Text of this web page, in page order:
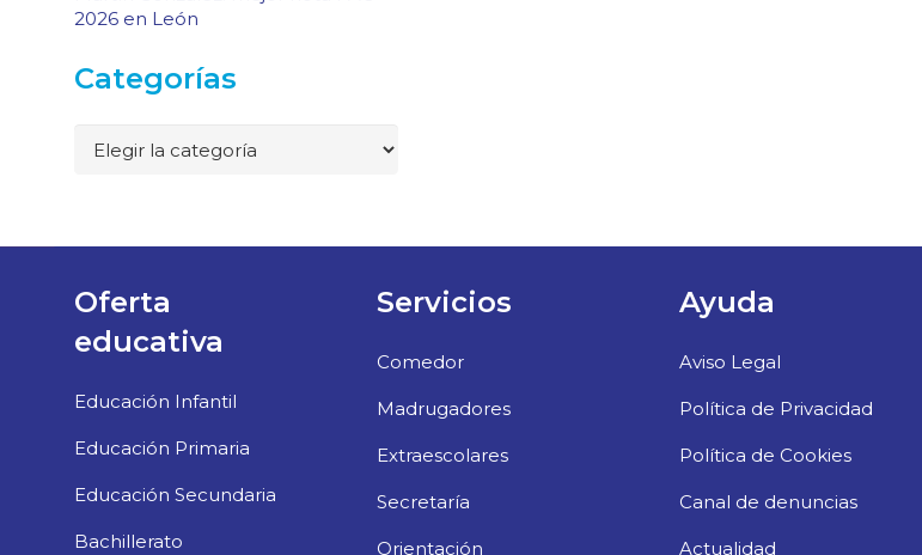
2026 en León
Categorías
Categorías
Oferta
educativa
Educación Infantil
Educación Primaria
Educación Secundaria
Bachillerato
Servicios
Comedor
Madrugadores
Extraescolares
Secretaría
Orientación
Ayuda
Aviso Legal
Política de Privacidad
Política de Cookies
Canal de denuncias
Actualidad